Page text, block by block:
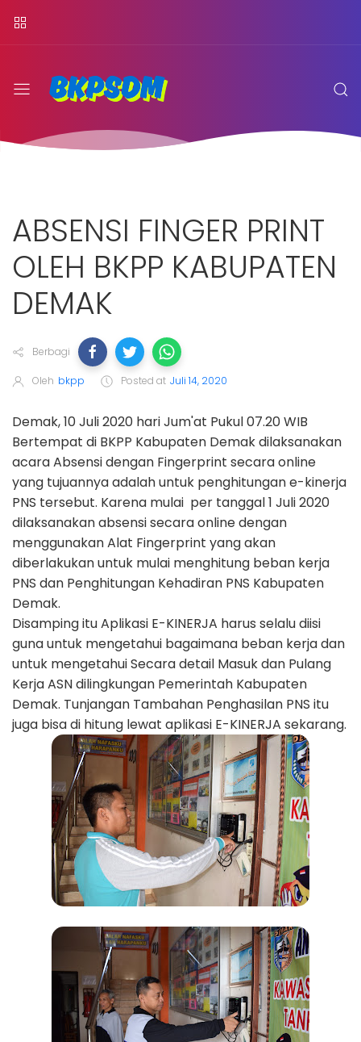
ABSENSI FINGER PRINT
OLEH BKPP KABUPATEN
DEMAK
Berbagi
Oleh bkpp Posted at Juli 14, 2020
Demak, 10 Juli 2020 hari Jum'at Pukul 07.20 WIB
Bertempat di BKPP Kabupaten Demak dilaksanakan
acara Absensi dengan Fingerprint secara online
yang tujuannya adalah untuk penghitungan e-kinerja
PNS tersebut. Karena mulai per tanggal 1 Juli 2020
dilaksanakan absensi secara online dengan
menggunakan Alat Fingerprint yang akan
diberlakukan untuk mulai menghitung beban kerja
PNS dan Penghitungan Kehadiran PNS Kabupaten
Demak.
Disamping itu Aplikasi E-KINERJA harus selalu diisi
guna untuk mengetahui bagaimana beban kerja dan
untuk mengetahui Secara detail Masuk dan Pulang
Kerja ASN dilingkungan Pemerintah Kabupaten
Demak. Tunjangan Tambahan Penghasilan PNS itu
juga bisa di hitung lewat aplikasi E-KINERJA sekarang.